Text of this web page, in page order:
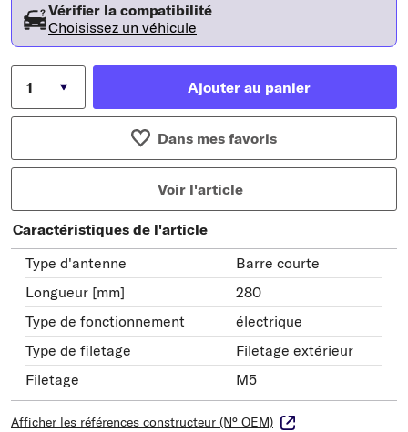
Vérifier la compatibilité
Choisissez un véhicule
Ajouter au panier
Dans mes favoris
Voir l'article
Caractéristiques de l'article
Type d'antenne
Barre courte
Longueur [mm]
280
Type de fonctionnement
électrique
Type de filetage
Filetage extérieur
Filetage
M5
Afficher les références constructeur (N° OEM)